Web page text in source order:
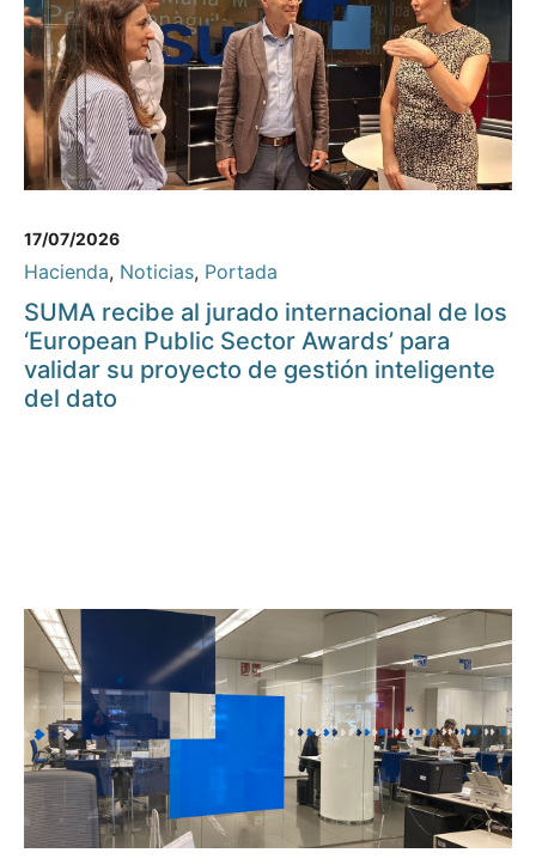
17/07/2026
Hacienda, Noticias, Portada
SUMA recibe al jurado internacional de los
‘European Public Sector Awards’ para
validar su proyecto de gestión inteligente
del dato